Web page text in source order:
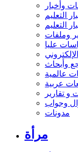
وأخبار
التعليم
التعليم
وملفات
عليا
وأبحاث
عالمية
عربية
و تقارير
وجواب
مدونات
مرأة